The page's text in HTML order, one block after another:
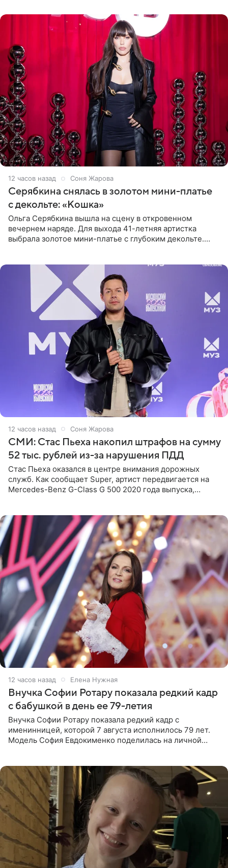
12 часов назад Соня Жарова
Серябкина снялась в золотом мини-платье
с декольте: «Кошка»
Ольга Серябкина вышла на сцену в откровенном
вечернем наряде. Для выхода 41-летняя артистка
выбрала золотое мини-платье с глубоким декольте.
12 часов назад Соня Жарова
СМИ: Стас Пьеха накопил штрафов на сумму
52 тыс. рублей из-за нарушения ПДД
Стас Пьеха оказался в центре внимания дорожных
служб. Как сообщает Super, артист передвигается на
Mercedes-Benz G-Class G 500 2020 года выпуска,
12 часов назад Елена Нужная
Внучка Софии Ротару показала редкий кадр
с бабушкой в день ее 79-летия
Внучка Софии Ротару показала редкий кадр с
именинницей, которой 7 августа исполнилось 79 лет.
Модель София Евдокименко поделилась на личной